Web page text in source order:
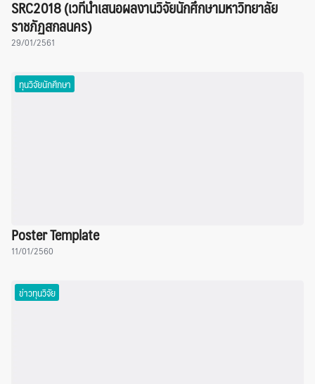
SRC2018 (เวทีนำเสนอผลงานวิจัยนักศึกษามหาวิทยาลัย
ราชภัฏสกลนคร)
29/01/2561
ทุนวิจัยนักศึกษา
Poster Template
11/01/2560
ข่าวทุนวิจัย